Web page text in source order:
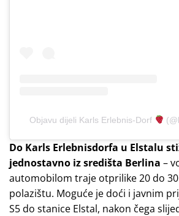
Objavu dijeli Karls Erlebnis-Dorf
Do Karls Erlebnisdorfa u Elstalu
jednostavno iz središta Berlina –
automobilom traje otprilike 20 do
polazištu. Moguće je doći i javnim
S5 do stanice Elstal, nakon čega